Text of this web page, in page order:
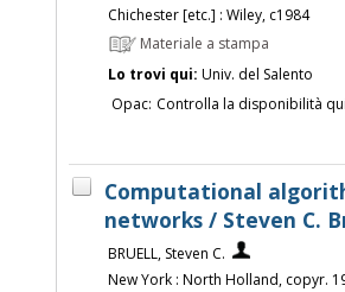
Chichester [etc.] : Wiley, c1984
Materiale a stampa
Lo trovi qui: Univ. del Salento
Opac: Controlla la disponibilità
Computational
networks / Steven C.
BRUELL, Steven C.
New York : North Holland, copyr.